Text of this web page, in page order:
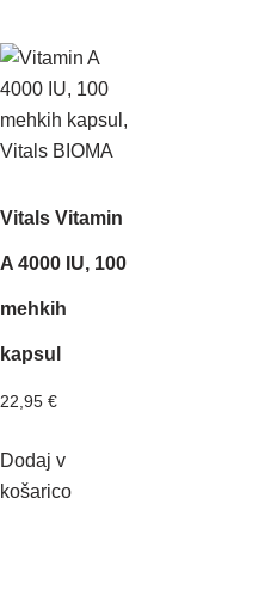
Vitals Vitamin
A 4000 IU, 100
mehkih
kapsul
22,95 €
Dodaj v
košarico